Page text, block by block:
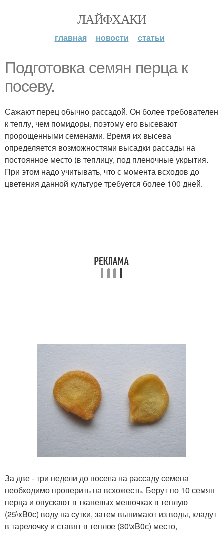
ЛАЙФХАКИ
главная новости статьи
Подготовка семян перца к
посеву.
Сажают перец обычно рассадой. Он более требователен
к теплу, чем помидоры, поэтому его высевают
пророщенными семенами. Время их высева
определяется возможностями высадки рассады на
постоянное место (в теплицу, под пленочные укрытия.
При этом надо учитывать, что с момента всходов до
цветения данной культуре требуется более 100 дней.
За две - три недели до посева на рассаду семена
необходимо проверить на всхожесть. Берут по 10 семян
перца и опускают в тканевых мешочках в теплую
(25\xB0с) воду на сутки, затем вынимают из воды, кладут
в тарелочку и ставят в теплое (30\xB0с) место,